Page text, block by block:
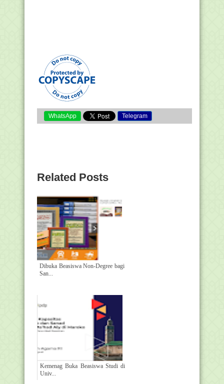
WhatsApp Telegram
Related Posts
Dibuka Beasiswa Non-Degree bagi
San...
Kemenag Buka Beasiswa Studi di
Univ...